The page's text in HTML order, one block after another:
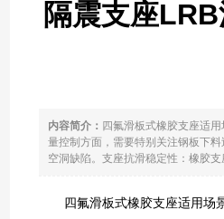
隔震支座
内容简介： 四氟滑板式橡胶支座适
量控制方面，需要特别关注钢板下
空洞缺陷。支座抗滑稳定性：橡胶
四氟滑板式橡胶支座适用场